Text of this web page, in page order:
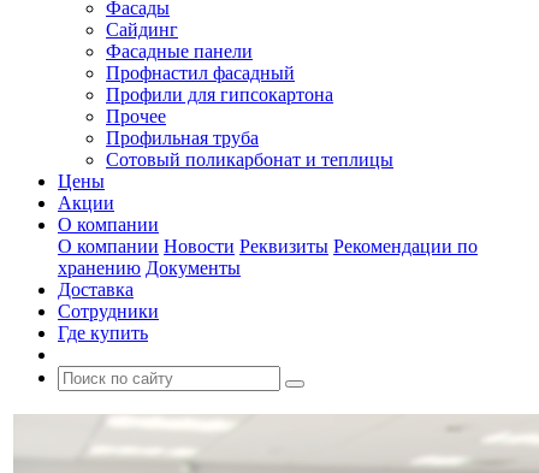
Фасады
Сайдинг
Фасадные панели
Профнастил фасадный
Профили для гипсокартона
Прочее
Профильная труба
Сотовый поликарбонат и теплицы
Цены
Акции
О компании
О компании Новости Реквизиты Рекомендации по
хранению Документы
Доставка
Сотрудники
Где купить